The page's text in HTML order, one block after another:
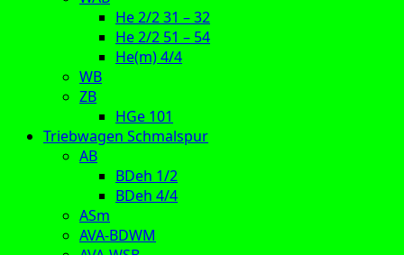
He 2/2 31 – 32
He 2/2 51 – 54
He(m) 4/4
WB
ZB
HGe 101
Triebwagen Schmalspur
AB
BDeh 1/2
BDeh 4/4
ASm
AVA-BDWM